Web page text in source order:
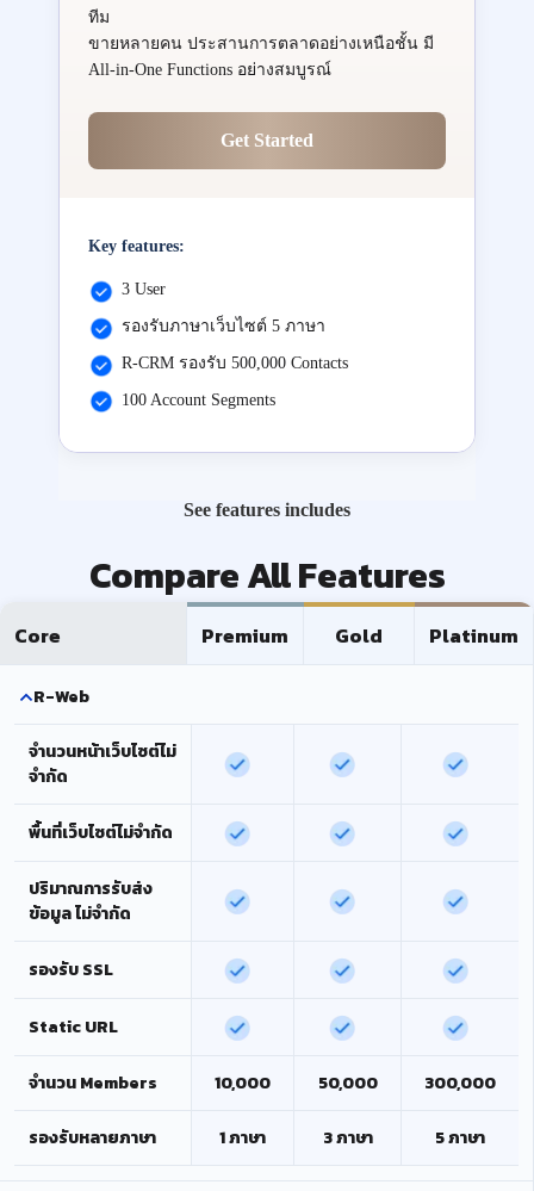
ทีม
ขายหลายคน ประสานการตลาดอย่างเหนือชั้น มี
All-in-One Functions อย่างสมบูรณ์
Get Started
Key features:
3 User
รองรับภาษาเว็บไซต์ 5 ภาษา
R-CRM รองรับ 500,000 Contacts
100 Account Segments
See features includes
Compare All Features
Core Premium Gold Platinum
R-Web
จำนวนหน้าเว็บไซต์ไม่
จำกัด
พื้นที่เว็บไซต์ไม่จำกัด
ปริมาณการรับส่ง
ข้อมูล ไม่จำกัด
รองรับ SSL
Static URL
จำนวน Members 10,000 50,000 300,000
รองรับหลายภาษา 1 ภาษา 3 ภาษา 5 ภาษา